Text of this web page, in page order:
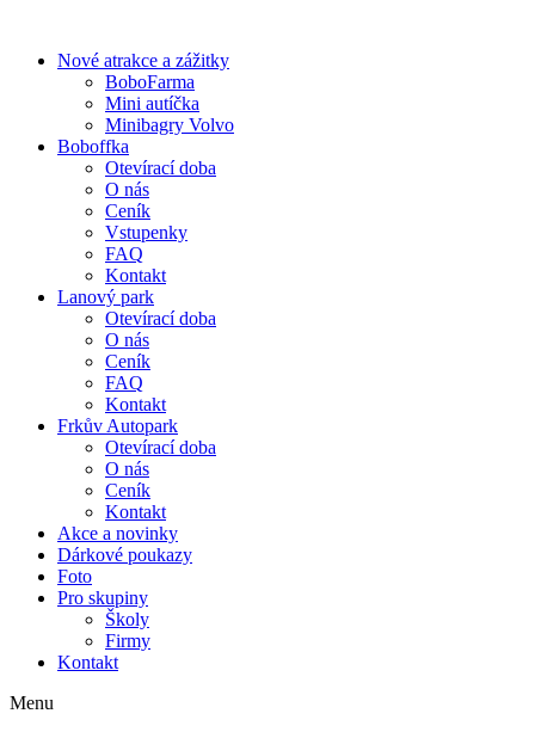
contentNové atrakce a zážitky
BoboFarma
Mini autíčka
Minibagry Volvo
Boboffka
Otevírací doba
O nás
Ceník
Vstupenky
FAQ
Kontakt
Lanový park
Otevírací doba
O nás
Ceník
FAQ
Kontakt
Frkův Autopark
Otevírací doba
O nás
Ceník
Kontakt
Akce a novinky
Dárkové poukazy
Foto
Pro skupiny
Školy
Firmy
Kontakt
Menu